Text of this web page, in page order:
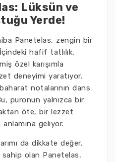
Lüksün ve
Yerde!
Panetelas, zengin bir
hafif tatlılık,
özel karışımla
deneyimi yaratıyor.
notalarının dans
puronun yalnızca bir
öte, bir lezzet
geliyor.
da dikkate değer.
olan Panetelas,